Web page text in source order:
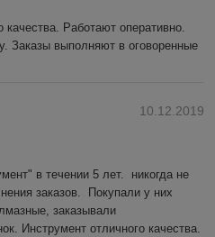
Работают оперативно.
Заказы выполняют в оговоренные
10.12.2019
в течении 5 лет.  никогда не
заказов.  Покупали у них
заказывали
Инструмент отличного качества.